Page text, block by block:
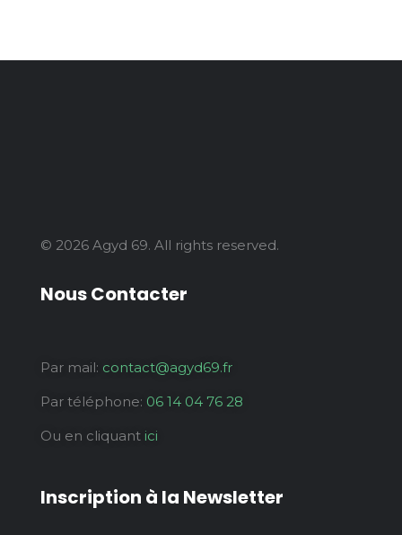
© 2026 Agyd 69. All rights reserved.
Nous Contacter
Par mail: contact@agyd69.fr
Par téléphone: 06 14 04 76 28
Ou en cliquant ici
Inscription à la Newsletter